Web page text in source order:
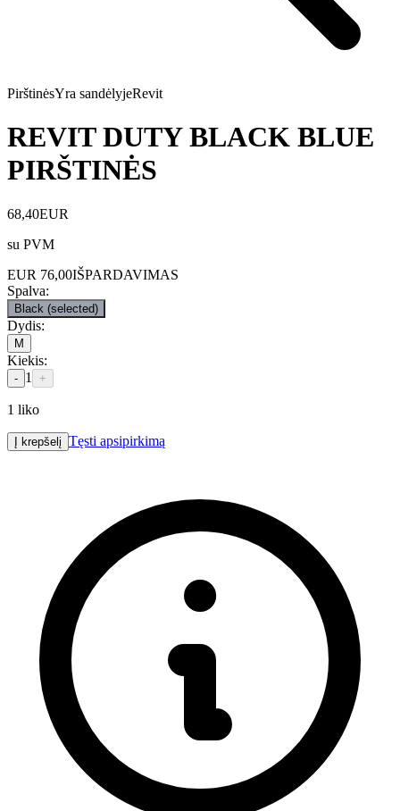
PirštinėsYra sandėlyjeRevit
REVIT DUTY BLACK BLUE
PIRŠTINĖS
68,40EUR
su PVM
EUR 76,00IŠPARDAVIMAS
Spalva:
Black (selected)
Dydis:
M
Kiekis:
- 1 +
1 liko
Į krepšelį Tęsti apsipirkimą